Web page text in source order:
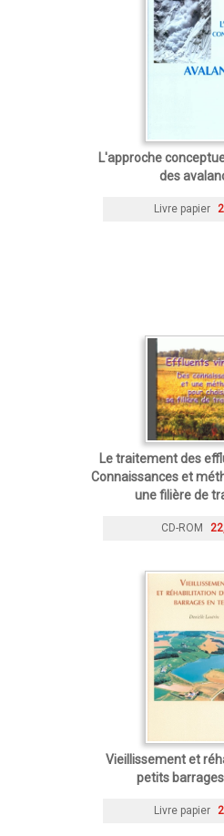
L'approche
des
Livre papier
Le traitement des
Connaissances et
une filière de
CD-ROM
Vieillissement et
petits
Livre papier